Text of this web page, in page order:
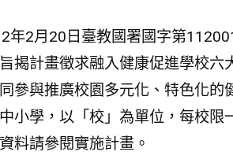
年2月20日臺教國署國字第
揭計畫徵求融入健康促進學校六
參與推廣校園多元化、特色化的
小學，以「校」為單位，每校限
料請參閱實施計畫。